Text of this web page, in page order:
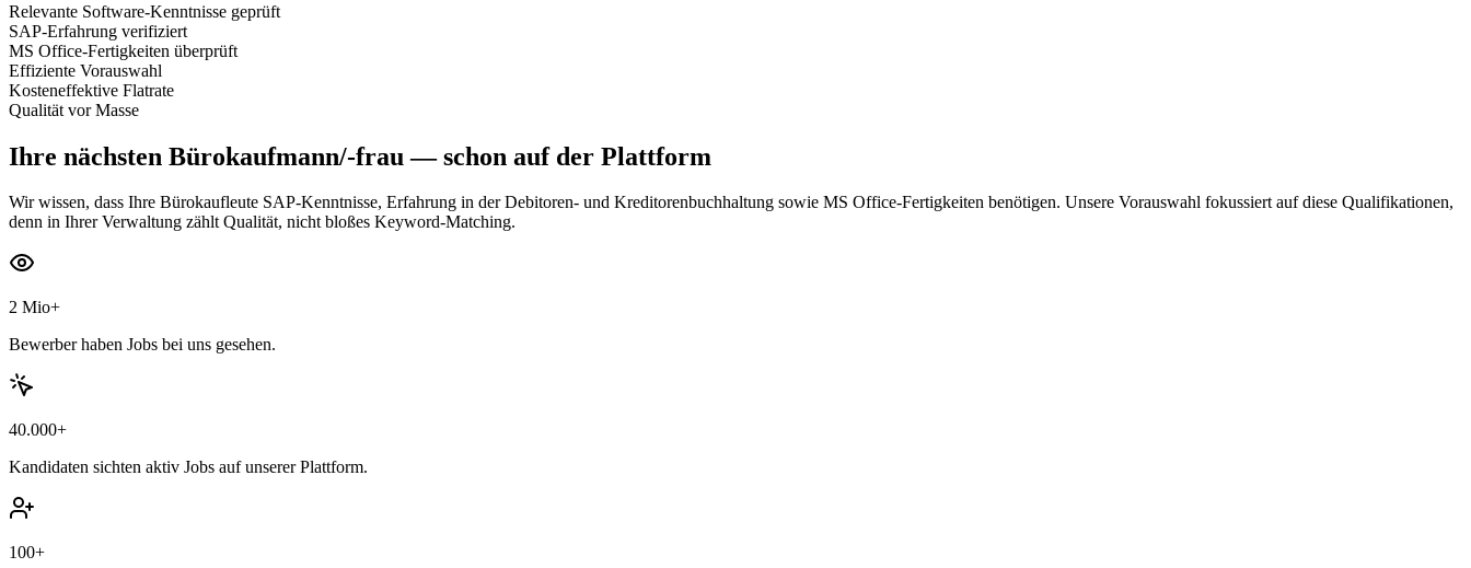
Relevante Software-Kenntnisse geprüft
SAP-Erfahrung verifiziert
MS Office-Fertigkeiten überprüft
Effiziente Vorauswahl
Kosteneffektive Flatrate
Qualität vor Masse
Ihre nächsten Bürokaufmann/-frau — schon auf der Plattform
Wir wissen, dass Ihre Bürokaufleute SAP-Kenntnisse, Erfahrung in der Debitoren- und Kreditorenbuchhaltung sowie MS Office-Fertigkeiten benötigen. Unsere Vorauswahl fokussiert auf diese Qualifikationen,
denn in Ihrer Verwaltung zählt Qualität, nicht bloßes Keyword-Matching.
2 Mio+
Bewerber haben Jobs bei uns gesehen.
40.000+
Kandidaten sichten aktiv Jobs auf unserer Plattform.
100+